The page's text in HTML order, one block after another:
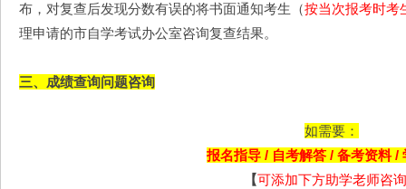
布，对复查后发现分数有误的将书面通知考生（按当次报考时考
理申请的市自学考试办公室咨询复查结果。
三、成绩查询问题咨询
如需要：
报名指导 / 自考解答 / 备考资料 /
【可添加下方助学老师咨询